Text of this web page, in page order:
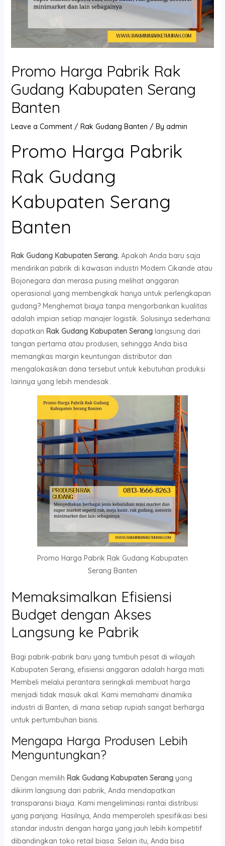
Promo Harga Pabrik Rak
Gudang Kabupaten Serang
Banten
Leave a Comment / Rak Gudang Banten / By admin
Promo Harga Pabrik
Rak Gudang
Kabupaten Serang
Banten
Rak Gudang Kabupaten Serang. Apakah Anda baru saja
mendirikan pabrik di kawasan industri Modern Cikande atau
Bojonegara dan merasa pusing melihat anggaran
operasional yang membengkak hanya untuk perlengkapan
gudang? Menghemat biaya tanpa mengorbankan kualitas
adalah impian setiap manajer logistik. Solusinya sederhana:
dapatkan Rak Gudang Kabupaten Seranglangsung dari
tangan pertama atau produsen, sehingga Anda bisa
memangkas margin keuntungan distributor dan
mengalokasikan dana tersebut untuk kebutuhan produksi
lainnya yang lebih mendesak.
Promo Harga Pabrik Rak Gudang Kabupaten
Serang Banten
Memaksimalkan Efisiensi
Budget dengan Akses
Langsung ke Pabrik
Bagi pabrik-pabrik baru yang tumbuh pesat di wilayah
Kabupaten Serang, efisiensi anggaran adalah harga mati.
Membeli melalui perantara seringkali membuat harga
menjadi tidak masuk akal. Kami memahami dinamika
industri di Banten, di mana setiap rupiah sangat berharga
untuk pertumbuhan bisnis.
Mengapa Harga Produsen Lebih
Menguntungkan?
Dengan memilih Rak Gudang Kabupaten Serangyang
dikirim langsung dari pabrik, Anda mendapatkan
transparansi biaya. Kami mengeliminasi rantai distribusi
yang panjang. Hasilnya, Anda memperoleh spesifikasi besi
standar industri dengan harga yang jauh lebih kompetitif
dibandingkan toko retail biasa. Selain itu, Anda bisa